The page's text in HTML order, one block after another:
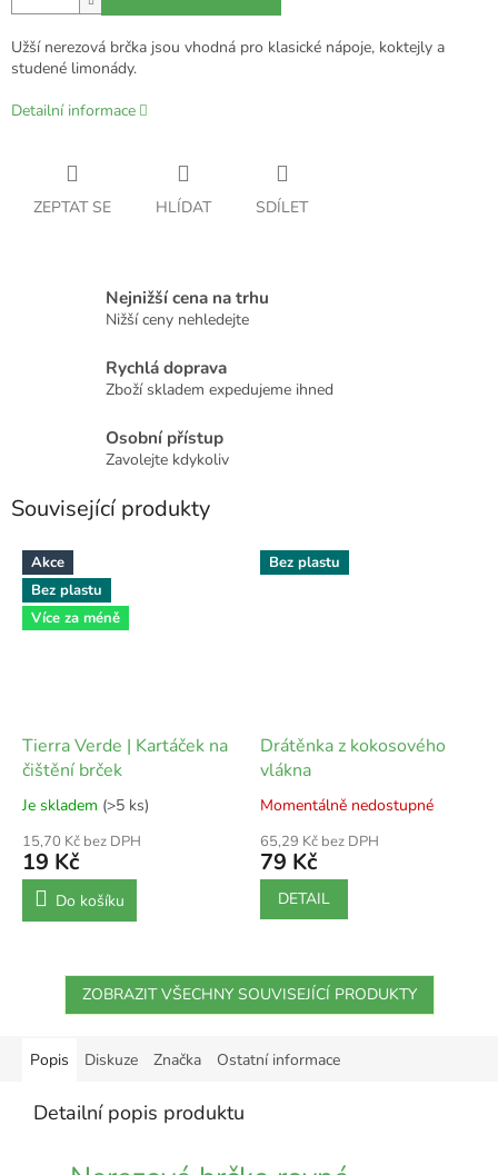
Užší nerezová brčka jsou vhodná pro klasické nápoje, koktejly a
studené limonády.
Detailní informace
ZEPTAT SE HLÍDAT SDÍLET
Nejnižší cena na trhu
Nižší ceny nehledejte
Rychlá doprava
Zboží skladem expedujeme ihned
Osobní přístup
Zavolejte kdykoliv
Související produkty
Akce
Bez plastu
Více za méně
Tierra Verde | Kartáček na
čištění brček
Je skladem (>5 ks)
15,70 Kč bez DPH
19 Kč
Do košíku
Bez plastu
Drátěnka z kokosového
vlákna
Momentálně nedostupné
65,29 Kč bez DPH
79 Kč
DETAIL
ZOBRAZIT VŠECHNY SOUVISEJÍCÍ PRODUKTY
Popis Diskuze Značka Ostatní informace
Detailní popis produktu